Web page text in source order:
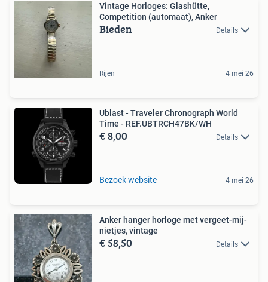
Vintage Horloges: Glashütte,
Competition (automaat), Anker
Bieden Details
Rijen 4 mei 26
Ublast - Traveler Chronograph World
Time - REF.UBTRCH47BK/WH
€ 8,00 Details
Bezoek website 4 mei 26
Anker hanger horloge met vergeet-mij-
nietjes, vintage
€ 58,50 Details